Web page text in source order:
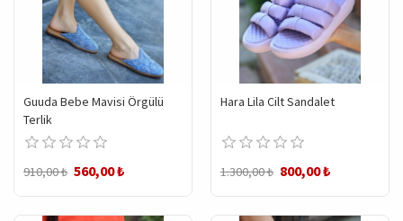
Guuda Bebe Mavisi Örgülü
Terlik
910,00 ₺ 560,00 ₺
Hara Lila Cilt Sandalet
1.300,00 ₺ 800,00 ₺